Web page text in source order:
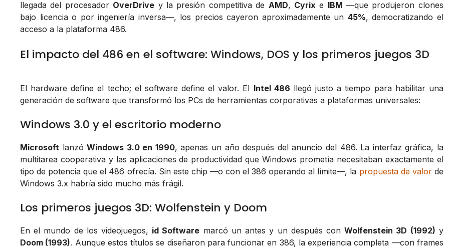
llegada del procesador OverDrive y la presión competitiva de AMD, Cyrixe IBM —que produjeron clones
bajo licencia o por ingeniería inversa—, los precios cayeron aproximadamente un 45%, democratizando el
acceso a la plataforma 486.
El impacto del 486 en el software: Windows, DOS y los primeros juegos 3D
El hardware define el techo; el software define el valor. El Intel 486 llegó justo a tiempo para habilitar una
generación de software que transformó los PCs de herramientas corporativas a plataformas universales:
Windows 3.0 y el escritorio moderno
Microsoft lanzóWindows 3.0 en 1990, apenas un año después del anuncio del 486. La interfaz gráfica, la
multitarea cooperativa y las aplicaciones de productividad que Windows prometía necesitaban exactamente el
tipo de potencia que el 486 ofrecía. Sin este chip —o con el 386 operando al límite—, la propuesta de valorde
Windows 3.x habría sido mucho más frágil.
Los primeros juegos 3D: Wolfenstein y Doom
En el mundo de los videojuegos, id Software marcó un antes y un después conWolfenstein 3D (1992) y
Doom (1993). Aunque estos títulos se diseñaron para funcionar en 386, la experiencia completa —con frames